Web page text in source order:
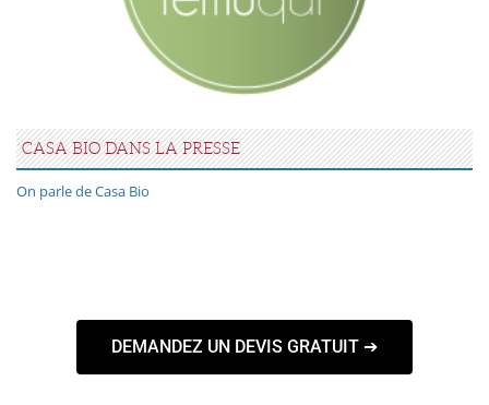
CASA BIO DANS LA PRESSE
On parle de Casa Bio
DEMANDEZ UN DEVIS GRATUIT ➔